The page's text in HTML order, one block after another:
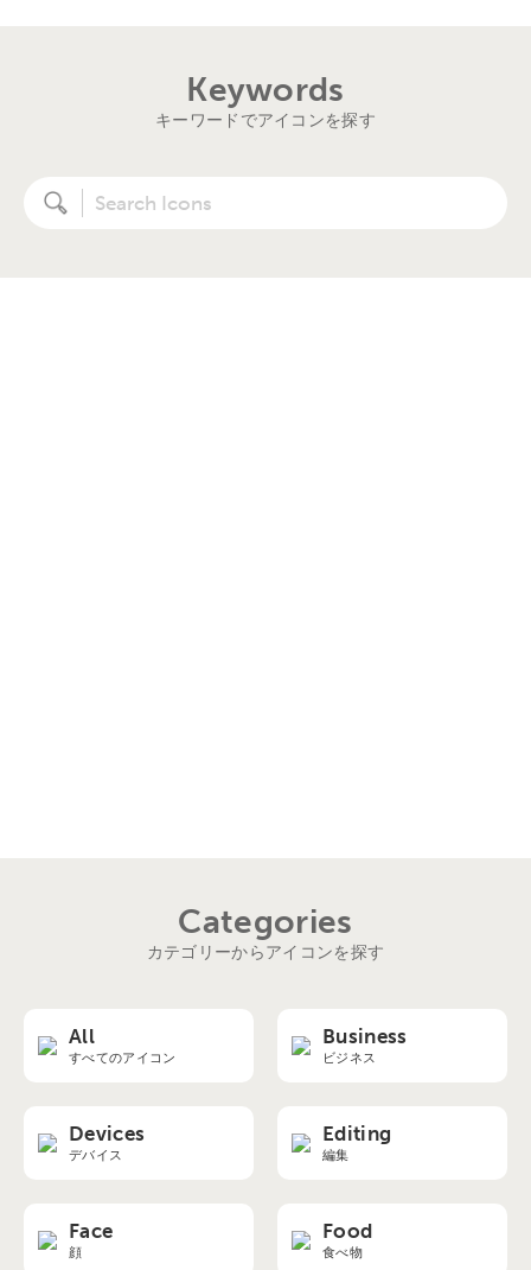
Keywords
キーワードでアイコンを探す
Categories
カテゴリーからアイコンを探す
All
すべてのアイコン
Business
ビジネス
Devices
デバイス
Editing
編集
Face
顔
Food
食べ物